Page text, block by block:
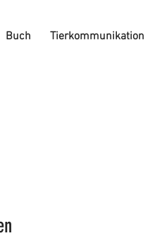
Buch Tierkommunikation